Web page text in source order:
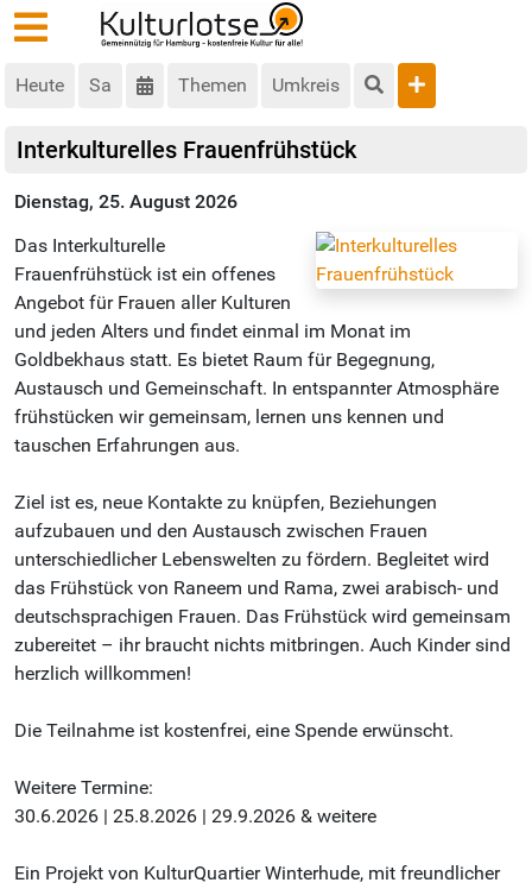
Heute Sa Themen Umkreis
Interkulturelles Frauenfrühstück
Dienstag, 25. August 2026
Das Interkulturelle
Frauenfrühstück ist ein offenes
Angebot für Frauen aller Kulturen
und jeden Alters und findet einmal im Monat im
Goldbekhaus statt. Es bietet Raum für Begegnung,
Austausch und Gemeinschaft. In entspannter Atmosphäre
frühstücken wir gemeinsam, lernen uns kennen und
tauschen Erfahrungen aus.
Ziel ist es, neue Kontakte zu knüpfen, Beziehungen
aufzubauen und den Austausch zwischen Frauen
unterschiedlicher Lebenswelten zu fördern. Begleitet wird
das Frühstück von Raneem und Rama, zwei arabisch- und
deutschsprachigen Frauen. Das Frühstück wird gemeinsam
zubereitet – ihr braucht nichts mitbringen. Auch Kinder sind
herzlich willkommen!
Die Teilnahme ist kostenfrei, eine Spende erwünscht.
Weitere Termine:
30.6.2026 | 25.8.2026 | 29.9.2026 & weitere
Ein Projekt von KulturQuartier Winterhude, mit freundlicher